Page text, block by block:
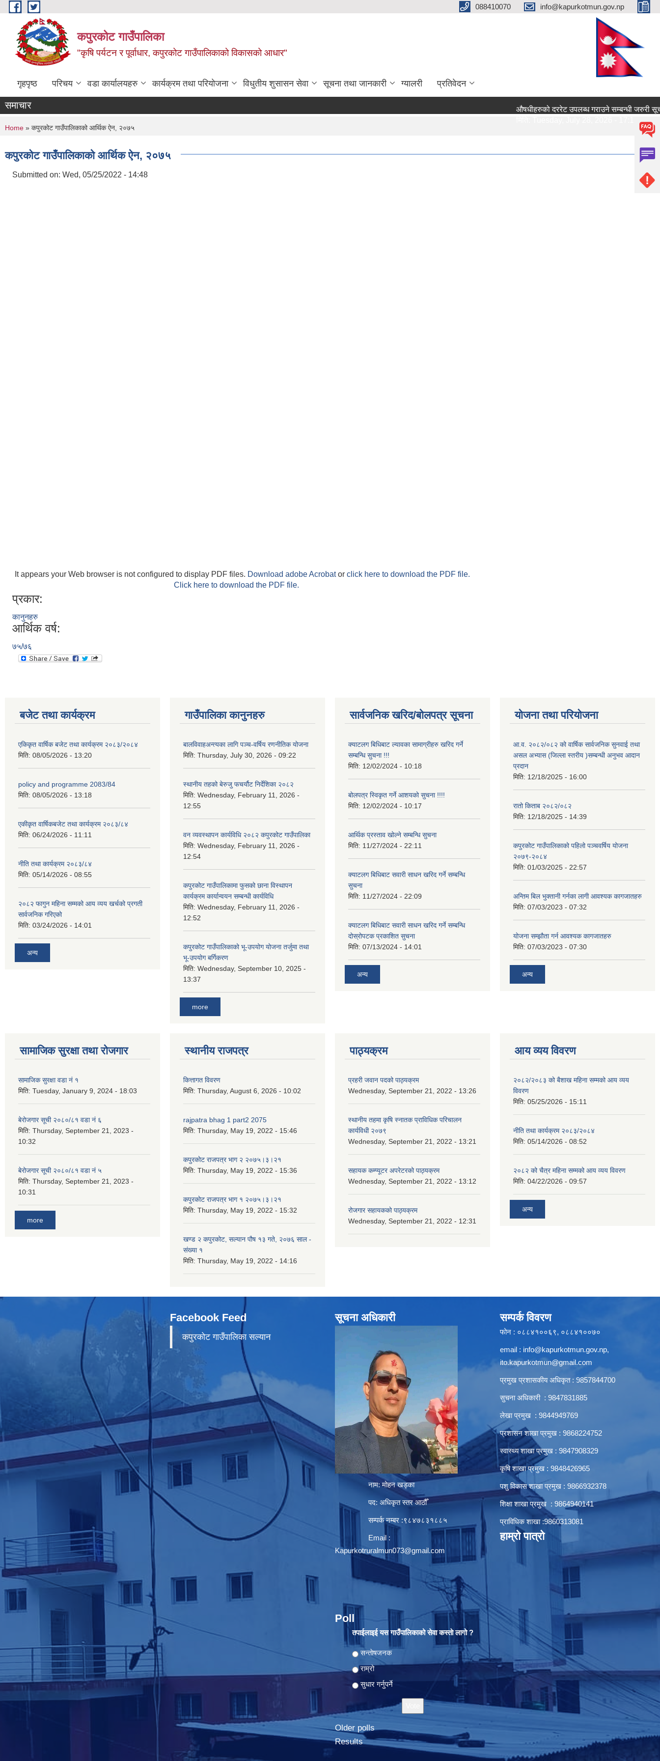
Skip to main content 088410070 info@kapurkotmun.gov.np
कपुरकोट गाउँपालिका
"कृषि पर्यटन र पूर्वाधार, कपुरकोट गाउँपालिकाको विकासको आधार"
गृहपृष्ठ परिचय वडा कार्यालयहरु कार्यक्रम तथा परियोजना विधुतीय शुसासन सेवा सूचना तथा जानकारी ग्यालरी प्रतिवेदन
समाचार
औषधीहरुको दररेट उपलब्ध गराउने सम्बन्धी जरुरी सूचना।
You are here
Home » कपुरकोट गाउँपालिकाको आर्थिक ऐन, २०७५
कपुरकोट गाउँपालिकाको आर्थिक ऐन, २०७५
Submitted on: Wed, 05/25/2022 - 14:48
It appears your Web browser is not configured to display PDF files. Download adobe Acrobator click here to download the PDF file.
Click here to download the PDF file.
प्रकार:
कानुनहरु
आर्थिक वर्ष:
७५/७६
बजेट तथा कार्यक्रम
एकिकृत वार्षिक बजेट तथा कार्यक्रम २०८३/२०८४
मिति: 08/05/2026 - 13:20
policy and programme 2083/84
मिति: 08/05/2026 - 13:18
एकीकृत वार्षिकबजेट तथा कार्यक्रम २०८३/८४
मिति: 06/24/2026 - 11:11
नीति तथा कार्यक्रम २०८३/८४
मिति: 05/14/2026 - 08:55
२०८२ फागुन महिना सम्मको आय व्यय खर्चको प्रगती
सार्वजनिक गरिएको
मिति: 03/24/2026 - 14:01
अन्य
गाउँपालिका कानुनहरु
बालविवाहअन्त्यका लागि पञ्च-वर्षिय रणनीतिक योजना
मिति: Thursday, July 30, 2026 - 09:22
स्थानीय तहको बेरुजु फचर्यौट निर्देशिका २०८२
मिति: Wednesday, February 11, 2026 -
12:55
वन व्यवस्थापन कार्यविधि २०८२ कपुरकोट गाउँपालिका
मिति: Wednesday, February 11, 2026 -
12:54
कपुरकोट गाउँपालिकामा फुसको छाना विस्थापन
कार्यक्रम कार्यान्वयन सम्बन्धी कार्यविधि
मिति: Wednesday, February 11, 2026 -
12:52
कपुरकोट गाउँपालिकाको भू-उपयोग योजना तर्जुमा तथा
भू-उपयोग बर्गिकरण
मिति: Wednesday, September 10, 2025 -
13:37
more
सार्वजनिक खरिद/बोलपत्र सूचना
क्याटलग बिधिबाट ल्यावका सामाग्रीहरु खरिद गर्ने
सम्बन्धि सुचना !!!
मिति: 12/02/2024 - 10:18
बोलपत्र स्विकृत गर्ने आशयको सुचना !!!!
मिति: 12/02/2024 - 10:17
आर्थिक प्रस्ताव खोल्ने सम्बन्धि सुचना
मिति: 11/27/2024 - 22:11
क्याटलग बिधिबाट सवारी साधन खरिद गर्ने सम्बन्धि
सुचना
मिति: 11/27/2024 - 22:09
क्याटलग बिधिबाट सवारी साधन खरिद गर्ने सम्बन्धि
दोस्रोपटक प्रकाशित सुचना
मिति: 07/13/2024 - 14:01
अन्य
योजना तथा परियोजना
आ.व. २०८२/०८२ को वार्षिक सार्वजनिक सुनवाई तथा
असल अभ्यास (जिल्ला स्तरीय )सम्बन्धी अनुभव आदान
प्रदान
मिति: 12/18/2025 - 16:00
रातो किताब २०८२/०८२
मिति: 12/18/2025 - 14:39
कपुरकोट गाउँपालिकाको पहिलो पञ्चवर्षिय योजना
२०७९-२०८४
मिति: 01/03/2025 - 22:57
अन्तिम बिल भुक्तानी गर्नका लागी आवश्यक कागजातहरु
मिति: 07/03/2023 - 07:32
योजना सम्झौता गर्न आवश्यक कागजातहरु
मिति: 07/03/2023 - 07:30
अन्य
सामाजिक सुरक्षा तथा रोजगार
सामाजिक सुरक्षा वडा नं १
मिति: Tuesday, January 9, 2024 - 18:03
बेरोजगार सूची २०८०/८१ वडा नं ६
मिति: Thursday, September 21, 2023 -
10:32
बेरोजगार सूची २०८०/८१ वडा नं ५
मिति: Thursday, September 21, 2023 -
10:31
more
स्थानीय राजपत्र
कित्तागत विवरण
मिति: Thursday, August 6, 2026 - 10:02
rajpatra bhag 1 part2 2075
मिति: Thursday, May 19, 2022 - 15:46
कपुरकोट राजपत्र भाग २ २०७५।३।२१
मिति: Thursday, May 19, 2022 - 15:36
कपुरकोट राजपत्र भाग १ २०७५।३।२१
मिति: Thursday, May 19, 2022 - 15:32
खण्ड २ कपुरकोट, सल्यान पौष १३ गते, २०७६ साल -
संख्या १
मिति: Thursday, May 19, 2022 - 14:16
पाठ्यक्रम
प्रहरी जवान पदको पाठ्यक्रम
Wednesday, September 21, 2022 - 13:26
स्थानीय तहमा कृषि स्नातक प्राविधिक परिचालन
कार्यविधी २०७९
Wednesday, September 21, 2022 - 13:21
सहायक कम्प्यूटर अपरेटरको पाठ्यक्रम
Wednesday, September 21, 2022 - 13:12
रोजगार सहायकको पाठ्यक्रम
Wednesday, September 21, 2022 - 12:31
आय व्यय विवरण
२०८२/२०८३ को बैशाख महिना सम्मको आय व्यय
विवरण
मिति: 05/25/2026 - 15:11
नीति तथा कार्यक्रम २०८३/२०८४
मिति: 05/14/2026 - 08:52
२०८२ को चैत्र महिना सम्मको आय व्यय विवरण
मिति: 04/22/2026 - 09:57
अन्य
Facebook Feed
कपुरकाेट गाउँपालिका सल्यान
सूचना अधिकारी
नाम: मोहन खड्का
पद: अधिकृत स्तर आठौँ
सम्पर्क नम्बर :९८४७८३१८८५
Email :
Kapurkotruralmun073@gmail.com
Poll
तपाईलाइई यस गाउँपालिकाको सेवा कस्ताे लागो ?
Choices
सन्ताेषजनक
राम्रो
सुधार गर्नुपर्ने
Older polls
Results
सम्पर्क विवरण
फोन : ०८८४१००६९, ०८८४१००७०
email : info@kapurkotmun.gov.np,
ito.kapurkotmun@gmail.com
प्रमुख प्रशासकीय अधिकृत : 9857844700
सुचना अधिकारी : 9847831885
लेखा प्रमुख : 9844949769
प्रशासन शाखा प्रमुख : 9868224752
स्वास्थ्य शाखा प्रमुख : 9847908329
कृषि शाखा प्रमुख : 9848426965
पशु विकास शाखा प्रमुख : 9866932378
शिक्षा शाखा प्रमुख : 9864940141
प्राविधिक शाखा :9860313081
हाम्रो पात्रो